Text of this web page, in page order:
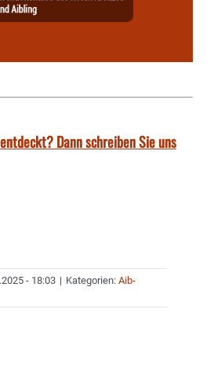
Dann schreiben Sie uns
- 18:03 | Kategorien: Aib-